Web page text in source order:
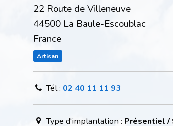
22 Route de Villeneuve
44500 La Baule-Escoublac
France
Artisan
Tél : 02 40 11 11 93
Type d'implantation : Présentiel /